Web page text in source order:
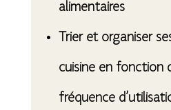
alimentaires
Trier et organiser
cuisine en fonction
fréquence